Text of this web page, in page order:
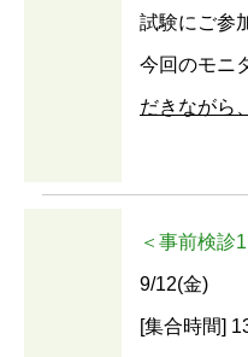
試験にご参
今回のモニ
だきながら
＜事前検診
9/12(金)
[集合時間]